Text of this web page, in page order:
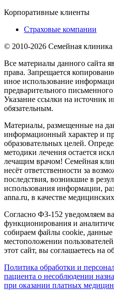
Корпоративные клиенты
Страховые компании
© 2010-2026 Семейная
Все материалы данного сайта
права. Запрещается
иное использование
предварительного письменного
Указание ссылки на источник
обязательным.
Материалы, размещенные на
информационный характер и
образовательных целей.
методики лечения остается
лечащим врачом! Семейная
несёт ответственности за
последствия, возникшие в
использования информации,
anna.ru, в качестве
Согласно ФЗ-152 уведомляем
функционирования и
собираем файлы cookie, данные
местоположении
этот сайт, вы соглашаетесь на
Политика обработки и
пациента о несоблюдении
при оказании платных